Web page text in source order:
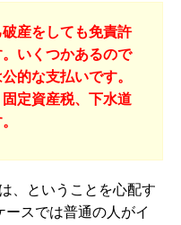
産をしても免責許
いくつかあるので
的な支払いです。
定資産税、下水道
、ということを心配す
スでは普通の人がイ